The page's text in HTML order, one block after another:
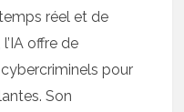
réel et de
offre de
pour
Son